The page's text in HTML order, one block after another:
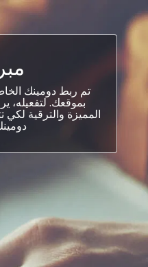
تم ربط دومينك
بموقعك. لتفعيله،
المميزة والترقية لكي